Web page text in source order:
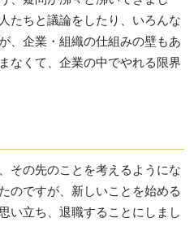
たちと議論をしたり、いろんな
、企業・組織の仕組みの壁もあ
なくて、企業の中でやれる限界
その先のことを考えるようにな
のですが、新しいことを始める
い立ち、退職することにしまし